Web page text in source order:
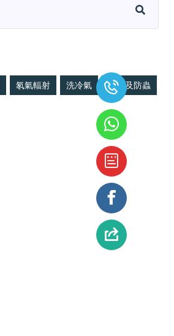
氡氣輻射 洗冷氣 滅蟲及防蟲